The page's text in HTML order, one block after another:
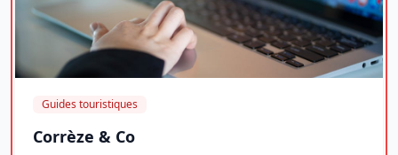
Guides touristiques
Corrèze & Co